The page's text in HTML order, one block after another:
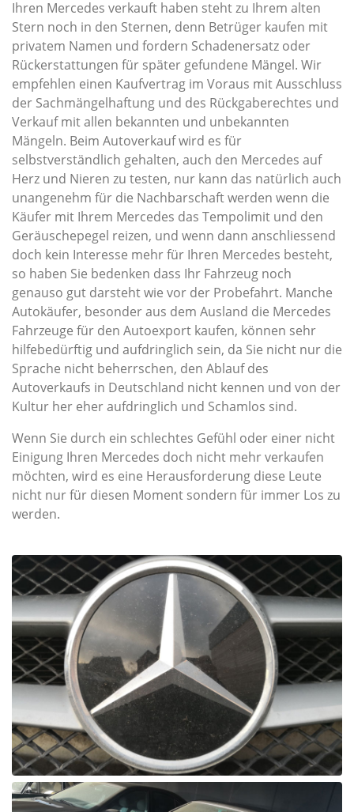
Ihren Mercedes verkauft haben steht zu Ihrem alten
Stern noch in den Sternen, denn Betrüger kaufen mit
privatem Namen und fordern Schadenersatz oder
Rückerstattungen für später gefundene Mängel. Wir
empfehlen einen Kaufvertrag im Voraus mit Ausschluss
der Sachmängelhaftung und des Rückgaberechtes und
Verkauf mit allen bekannten und unbekannten
Mängeln. Beim Autoverkauf wird es für
selbstverständlich gehalten, auch den Mercedes auf
Herz und Nieren zu testen, nur kann das natürlich auch
unangenehm für die Nachbarschaft werden wenn die
Käufer mit Ihrem Mercedes das Tempolimit und den
Geräuschepegel reizen, und wenn dann anschliessend
doch kein Interesse mehr für Ihren Mercedes besteht,
so haben Sie bedenken dass Ihr Fahrzeug noch
genauso gut darsteht wie vor der Probefahrt. Manche
Autokäufer, besonder aus dem Ausland die Mercedes
Fahrzeuge für den Autoexport kaufen, können sehr
hilfebedürftig und aufdringlich sein, da Sie nicht nur die
Sprache nicht beherrschen, den Ablauf des
Autoverkaufs in Deutschland nicht kennen und von der
Kultur her eher aufdringlich und Schamlos sind.
Wenn Sie durch ein schlechtes Gefühl oder einer nicht
Einigung Ihren Mercedes doch nicht mehr verkaufen
möchten, wird es eine Herausforderung diese Leute
nicht nur für diesen Moment sondern für immer Los zu
werden.